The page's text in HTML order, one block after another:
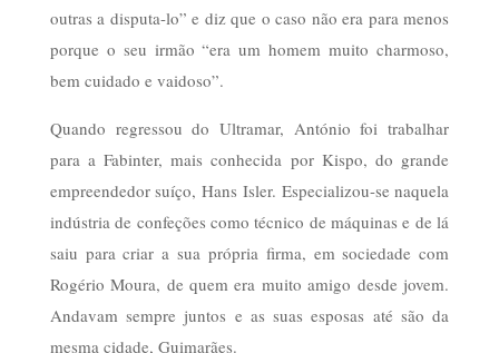
outras a disputa-lo” e diz que o caso não era para menos
porque o seu irmão “era um homem muito charmoso,
bem cuidado e vaidoso”.
Quando regressou do Ultramar, António foi trabalhar
para a Fabinter, mais conhecida por Kispo, do grande
empreendedor suíço, Hans Isler. Especializou-se naquela
indústria de confeções como técnico de máquinas e de lá
saiu para criar a sua própria firma, em sociedade com
Rogério Moura, de quem era muito amigo desde jovem.
Andavam sempre juntos e as suas esposas até são da
mesma cidade, Guimarães.